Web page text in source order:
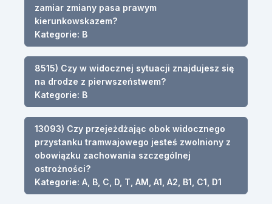
zamiar zmiany pasa prawym
kierunkowskazem?
Kategorie: B
8515) Czy w widocznej sytuacji znajdujesz się
na drodze z pierwszeństwem?
Kategorie: B
13093) Czy przejeżdżając obok widocznego
przystanku tramwajowego jesteś zwolniony z
obowiązku zachowania szczególnej
ostrożności?
Kategorie: A, B, C, D, T, AM, A1, A2, B1, C1, D1